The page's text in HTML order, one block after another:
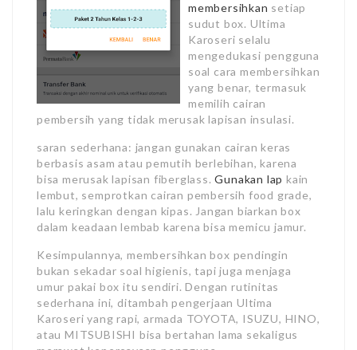
membersihkan setiap
sudut box. Ultima
Karoseri selalu
mengedukasi pengguna
soal cara membersihkan
yang benar, termasuk
memilih cairan
pembersih yang tidak merusak lapisan insulasi.
saran sederhana: jangan gunakan cairan keras
berbasis asam atau pemutih berlebihan, karena
bisa merusak lapisan fiberglass.Gunakan lap kain
lembut, semprotkan cairan pembersih food grade,
lalu keringkan dengan kipas. Jangan biarkan box
dalam keadaan lembab karena bisa memicu jamur.
Kesimpulannya, membersihkan box pendingin
bukan sekadar soal higienis, tapi juga menjaga
umur pakai box itu sendiri. Dengan rutinitas
sederhana ini, ditambah pengerjaan Ultima
Karoseri yang rapi, armada TOYOTA, ISUZU, HINO,
atau MITSUBISHI bisa bertahan lama sekaligus